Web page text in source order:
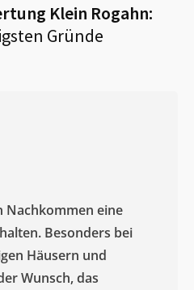
Klein Rogahn:
Gründe
Nachkommen eine
Besonders bei
Häusern und
Wunsch, das